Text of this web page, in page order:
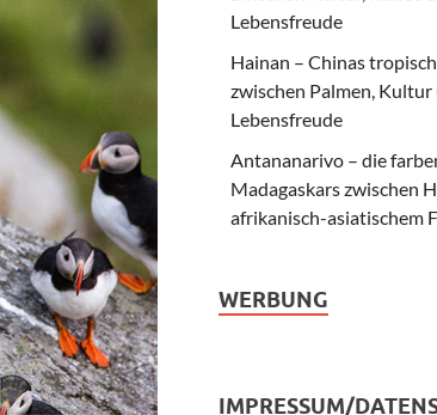
Lebensfreude
Hainan – Chinas
zwischen Palmen,
Lebensfreude
Antananarivo – die
Madagaskars zwischen
afrikanisch-asiatischem
WERBUNG
IMPRESSUM/